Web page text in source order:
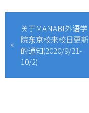
关于MANABI外语学
院东京校来校日更新
的通知(2020/9/21-
10/2)